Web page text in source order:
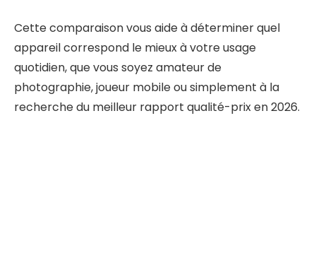
Cette comparaison vous aide à déterminer quel
appareil correspond le mieux à votre usage
quotidien, que vous soyez amateur de
photographie, joueur mobile ou simplement à la
recherche du meilleur rapport qualité-prix en 2026.